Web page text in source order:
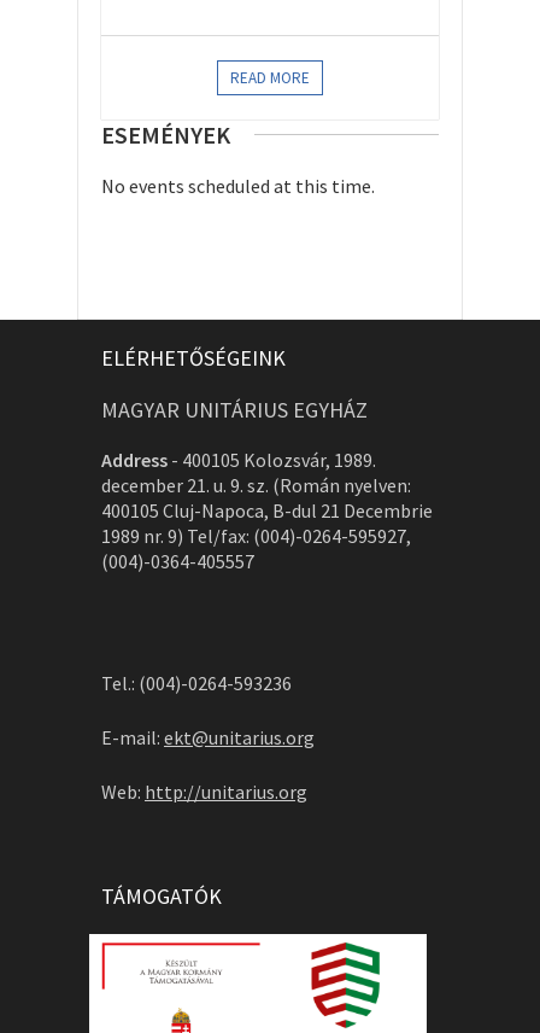
READ MORE
ESEMÉNYEK
No events scheduled at this time.
ELÉRHETŐSÉGEINK
MAGYAR UNITÁRIUS EGYHÁZ
Address - 400105 Kolozsvár, 1989.
december 21. u. 9. sz. (Román nyelven:
400105 Cluj-Napoca, B-dul 21 Decembrie
1989 nr. 9) Tel/fax: (004)-0264-595927,
(004)-0364-405557
Tel.: (004)-0264-593236
E-mail: ekt@unitarius.org
Web: http://unitarius.org
TÁMOGATÓK